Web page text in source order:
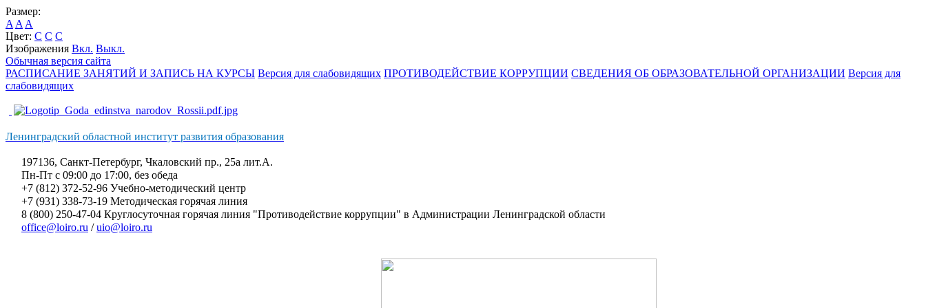
Размер:
A A A
Цвет: C C C
Изображения Вкл. Выкл.
Обычная версия сайта
РАСПИСАНИЕ ЗАНЯТИЙ И ЗАПИСЬ НА КУРСЫ Версия для слабовидящих ПРОТИВОДЕЙСТВИЕ КОРРУПЦИИ СВЕДЕНИЯ ОБ ОБРАЗОВАТЕЛЬНОЙ ОРГАНИЗАЦИИ Версия для
слабовидящих
Ленинградский областной институт развития образования
197136, Санкт-Петербург, Чкаловский пр., 25а лит.А.
Пн-Пт с 09:00 до 17:00, без обеда
+7 (812) 372-52-96 Учебно-методический центр
+7 (931) 338-73-19 Методическая горячая линия
8 (800) 250-47-04 Круглосуточная горячая линия "Противодействие коррупции" в Администрации Ленинградской области
office@loiro.ru /uio@loiro.ru